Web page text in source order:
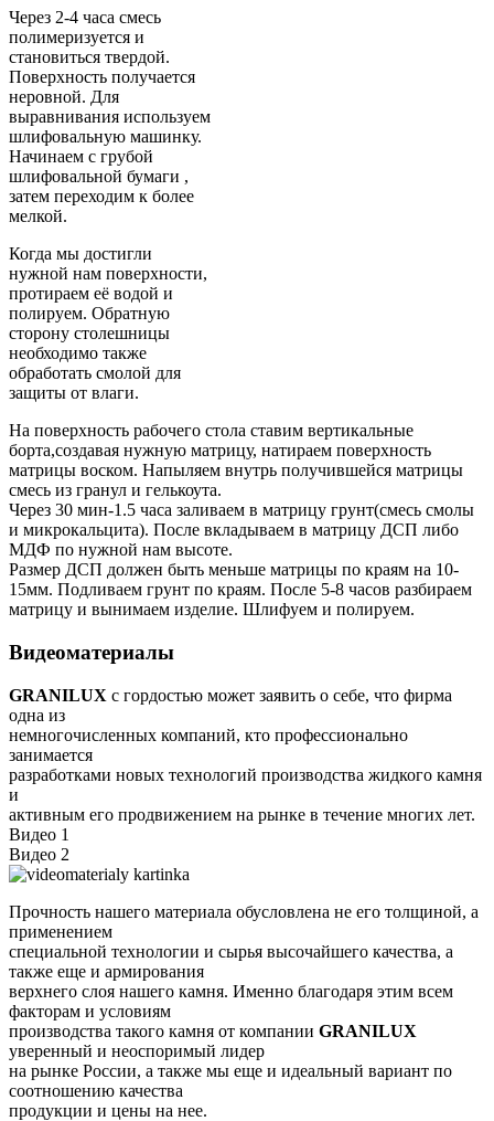
Через 2-4 часа смесь
полимеризуется и
становиться твердой.
Поверхность получается
неровной. Для
выравнивания используем
шлифовальную машинку.
Начинаем с грубой
шлифовальной бумаги ,
затем переходим к более
мелкой.
Когда мы достигли
нужной нам поверхности,
протираем её водой и
полируем. Обратную
сторону столешницы
необходимо также
обработать смолой для
защиты от влаги.
На поверхность рабочего стола ставим вертикальные
борта,создавая нужную матрицу, натираем поверхность
матрицы воском. Напыляем внутрь получившейся матрицы
смесь из гранул и гелькоута.
Через 30 мин-1.5 часа заливаем в матрицу грунт(смесь смолы
и микрокальцита). После вкладываем в матрицу ДСП либо
МДФ по нужной нам высоте.
Размер ДСП должен быть меньше матрицы по краям на 10-
15мм. Подливаем грунт по краям. После 5-8 часов разбираем
матрицу и вынимаем изделие. Шлифуем и полируем.
Видеоматериалы
GRANILUX с гордостью может заявить о себе, что фирма
одна из
немногочисленных компаний, кто профессионально
занимается
разработками новых технологий производства жидкого камня
и
активным его продвижением на рынке в течение многих лет.
Видео 1
Видео 2
Прочность нашего материала обусловлена не его толщиной, а
применением
специальной технологии и сырья высочайшего качества, а
также еще и армирования
верхнего слоя нашего камня. Именно благодаря этим всем
факторам и условиям
производства такого камня от компании GRANILUX
уверенный и неоспоримый лидер
на рынке России, а также мы еще и идеальный вариант по
соотношению качества
продукции и цены на нее.